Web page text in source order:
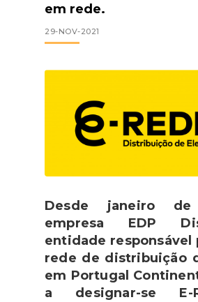
em rede.
29-NOV-2021
Desde janeiro
empresa EDP
entidade responsável
rede de distribuição
em Portugal
a designar-se E-